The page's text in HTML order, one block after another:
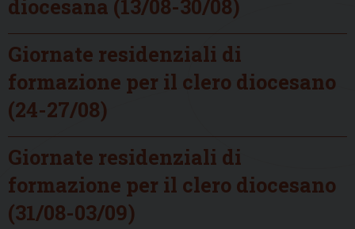
diocesana (13/08-30/08)
Giornate residenziali di
formazione per il clero diocesano
(24-27/08)
Giornate residenziali di
formazione per il clero diocesano
(31/08-03/09)